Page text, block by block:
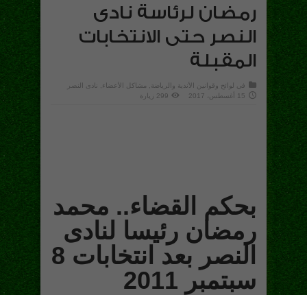
رمضان لرئاسة نادى
النصر حتى الانتخابات
المقبلة
في لوائح وقوانين الأندية والرياضة مشاكل الأعضاء
نادى النصر
15 أغسطس، 2017
299 زيارة
بحكم القضاء.. محمد
رمضان رئيسا لنادى
النصر بعد انتخابات 8
سبتمبر 2011